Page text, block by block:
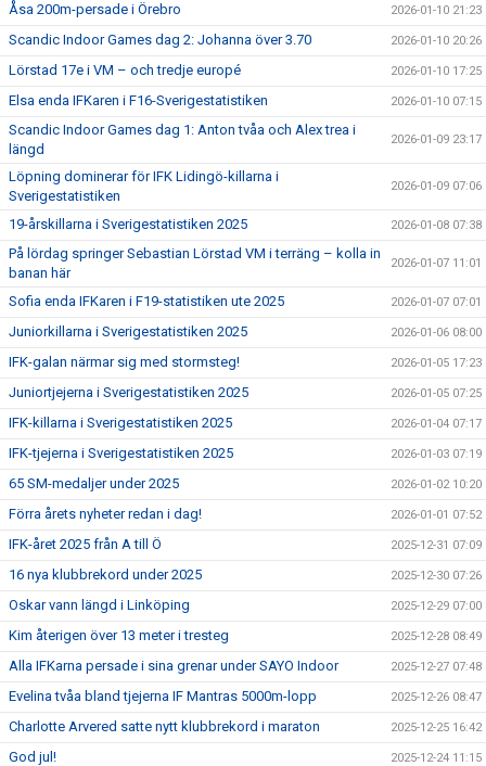
Åsa 200m-persade i Örebro 2026-01-10 21:23
Scandic Indoor Games dag 2: Johanna över 3.70 2026-01-10 20:26
Lörstad 17e i VM – och tredje europé 2026-01-10 17:25
Elsa enda IFKaren i F16-Sverigestatistiken 2026-01-10 07:15
Scandic Indoor Games dag 1: Anton tvåa och Alex trea i
längd
2026-01-09 23:17
Löpning dominerar för IFK Lidingö-killarna i
Sverigestatistiken
2026-01-09 07:06
19-årskillarna i Sverigestatistiken 2025 2026-01-08 07:38
På lördag springer Sebastian Lörstad VM i terräng – kolla in
banan här
2026-01-07 11:01
Sofia enda IFKaren i F19-statistiken ute 2025 2026-01-07 07:01
Juniorkillarna i Sverigestatistiken 2025 2026-01-06 08:00
IFK-galan närmar sig med stormsteg! 2026-01-05 17:23
Juniortjejerna i Sverigestatistiken 2025 2026-01-05 07:25
IFK-killarna i Sverigestatistiken 2025 2026-01-04 07:17
IFK-tjejerna i Sverigestatistiken 2025 2026-01-03 07:19
65 SM-medaljer under 2025 2026-01-02 10:20
Förra årets nyheter redan i dag! 2026-01-01 07:52
IFK-året 2025 från A till Ö 2025-12-31 07:09
16 nya klubbrekord under 2025 2025-12-30 07:26
Oskar vann längd i Linköping 2025-12-29 07:00
Kim återigen över 13 meter i tresteg 2025-12-28 08:49
Alla IFKarna persade i sina grenar under SAYO Indoor 2025-12-27 07:48
Evelina tvåa bland tjejerna IF Mantras 5000m-lopp 2025-12-26 08:47
Charlotte Arvered satte nytt klubbrekord i maraton 2025-12-25 16:42
God jul! 2025-12-24 11:15